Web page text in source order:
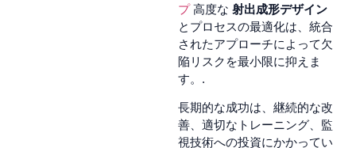
プ高度な 射出成形デザイン
とプロセスの最適化は、統合
されたアプローチによって欠
陥リスクを最小限に抑えま
す。.
長期的な成功は、継続的な改
善、適切なトレーニング、監
視技術への投資にかかってい